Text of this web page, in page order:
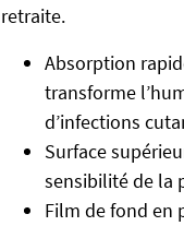
retraite.
Absorption
transforme
d’infections
Surface
sensibilité de la
Film de fond en